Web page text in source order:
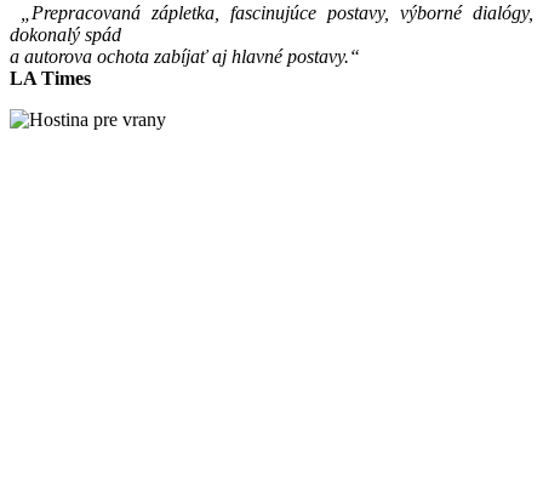
„Prepracovaná zápletka, fascinujúce postavy, výborné dialógy,
dokonalý spád
a autorova ochota zabíjať aj hlavné postavy.“
LA Times